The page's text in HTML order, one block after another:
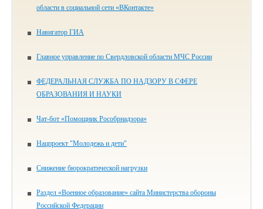
области в социальной сети «ВКонтакте»
Навигатор ГИА
Главное управление по Свердловской области МЧС России
ФЕДЕРАЛЬНАЯ СЛУЖБА ПО НАДЗОРУ В СФЕРЕ
ОБРАЗОВАНИЯ И НАУКИ
Чат-бот «Помощник Рособрнадзора»
Нацпроект "Молодежь и дети"
Снижение бюрократической нагрузки
Раздел «Военное образование» сайта Министерства обороны
Российской Федерации